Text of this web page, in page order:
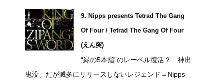
9. Nipps presents Tetrad The Gang
Of Four / Tetrad The Gang Of Four
(えん突)
“緑の5本指”のレーベル復活？ 神出
鬼没、だが滅多にリリースしないレジェンド＝Nipps